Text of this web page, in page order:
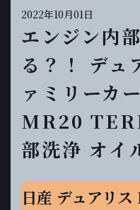
2022年10月01日
エンジン内
る？！ デュ
ァミリーカ
MR20
部洗浄 オイ
日産 デュアリ